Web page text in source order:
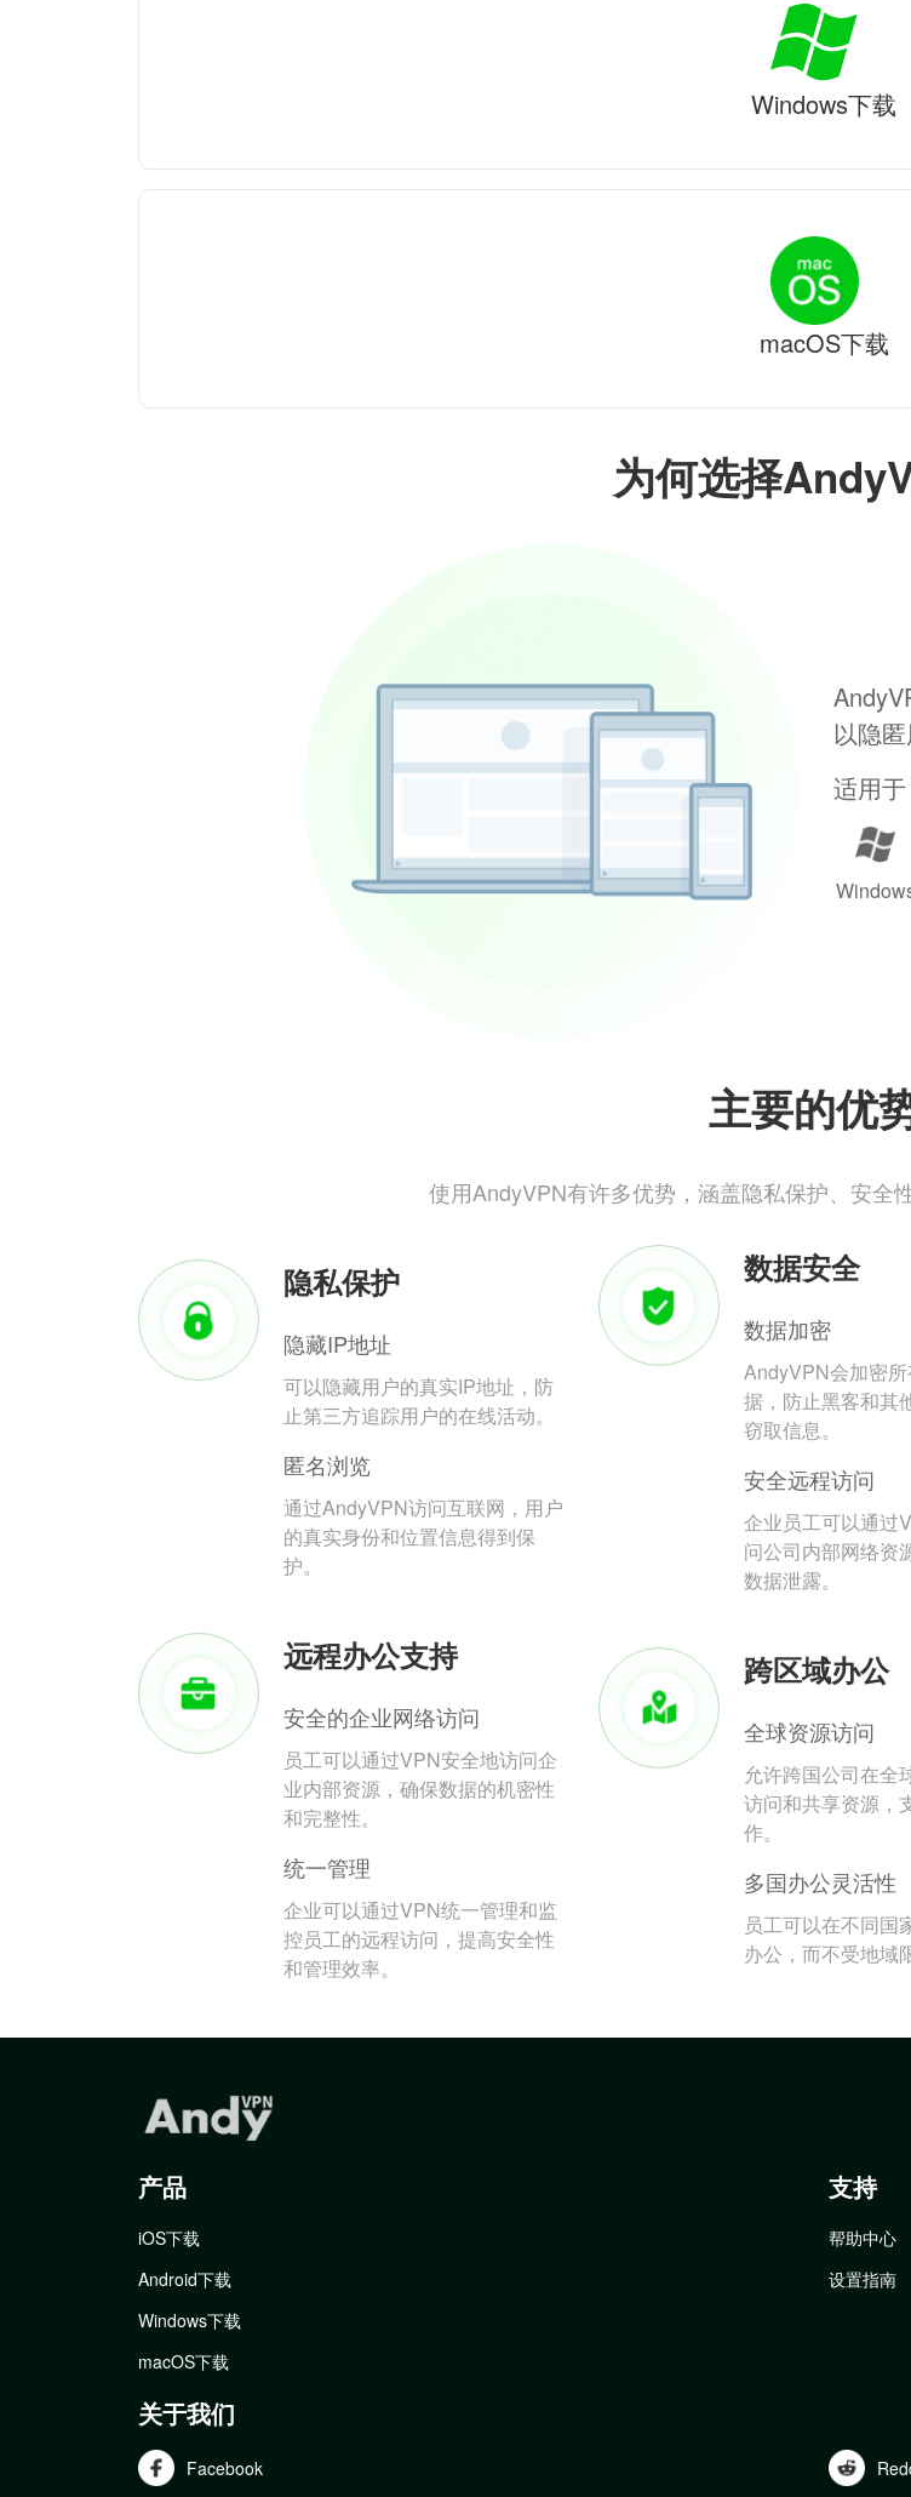
为何选择
以隐
适用于
主要的优
使用AndyVPN有许多优势，涵盖隐私保护、安全
隐私保护
隐藏IP地址
可以隐藏用户的真实IP地址，防
止第三方追踪用户的在线活动。
匿名浏览
通过AndyVPN访问互联网，用户
的真实身份和位置信息得到保
护。
数据安全
数据加密
AndyVPN会加密
据，防止黑客和其
窃取信息。
安全远程访问
企业员工可以通过
问公司内部网络资
数据泄露。
远程办公支持
安全的企业网络访问
员工可以通过VPN安全地访问企
业内部资源，确保数据的机密性
和完整性。
统一管理
企业可以通过VPN统一管理和监
控员工的远程访问，提高安全性
和管理效率。
跨区域办公
全球资源访问
允许跨国公司在全
访问和共享资源，
作。
多国办公灵活性
员工可以在不同国
办公，而不受地域
Windows下载
macOS下载
产品
iOS下载
Android下载
Windows下载
macOS下载
支持
帮助中心
设置指南
关于我们
Facebook